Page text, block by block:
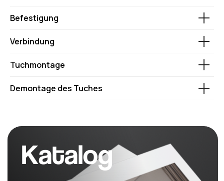
Befestigung
Verbindung
Tuchmontage
Demontage des Tuches